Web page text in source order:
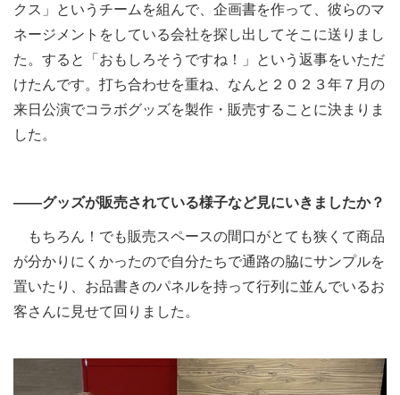
クス」というチームを組んで、企画書を作って、彼らのマ
ネージメントをしている会社を探し出してそこに送りまし
た。すると「おもしろそうですね！」という返事をいただ
けたんです。打ち合わせを重ね、なんと２０２３年７月の
来日公演でコラボグッズを製作・販売することに決まりま
した。
――グッズが販売されている様子など見にいきましたか？
もちろん！でも販売スペースの間口がとても狭くて商品
が分かりにくかったので自分たちで通路の脇にサンプルを
置いたり、お品書きのパネルを持って行列に並んでいるお
客さんに見せて回りました。